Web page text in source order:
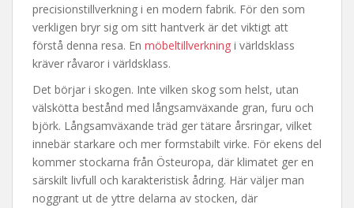
precisionstillverkning i en modern fabrik. För den som
verkligen bryr sig om sitt hantverk är det viktigt att
förstå denna resa. En möbeltillverkning i världsklass
kräver råvaror i världsklass.
Det börjar i skogen. Inte vilken skog som helst, utan
välskötta bestånd med långsamväxande gran, furu och
björk. Långsamväxande träd ger tätare årsringar, vilket
innebär starkare och mer formstabilt virke. För ekens del
kommer stockarna från Östeuropa, där klimatet ger en
särskilt livfull och karakteristisk ådring. Här väljer man
noggrant ut de yttre delarna av stocken, där